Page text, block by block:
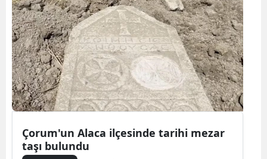
Çorum'un Alaca ilçesinde tarihi mezar
taşı bulundu